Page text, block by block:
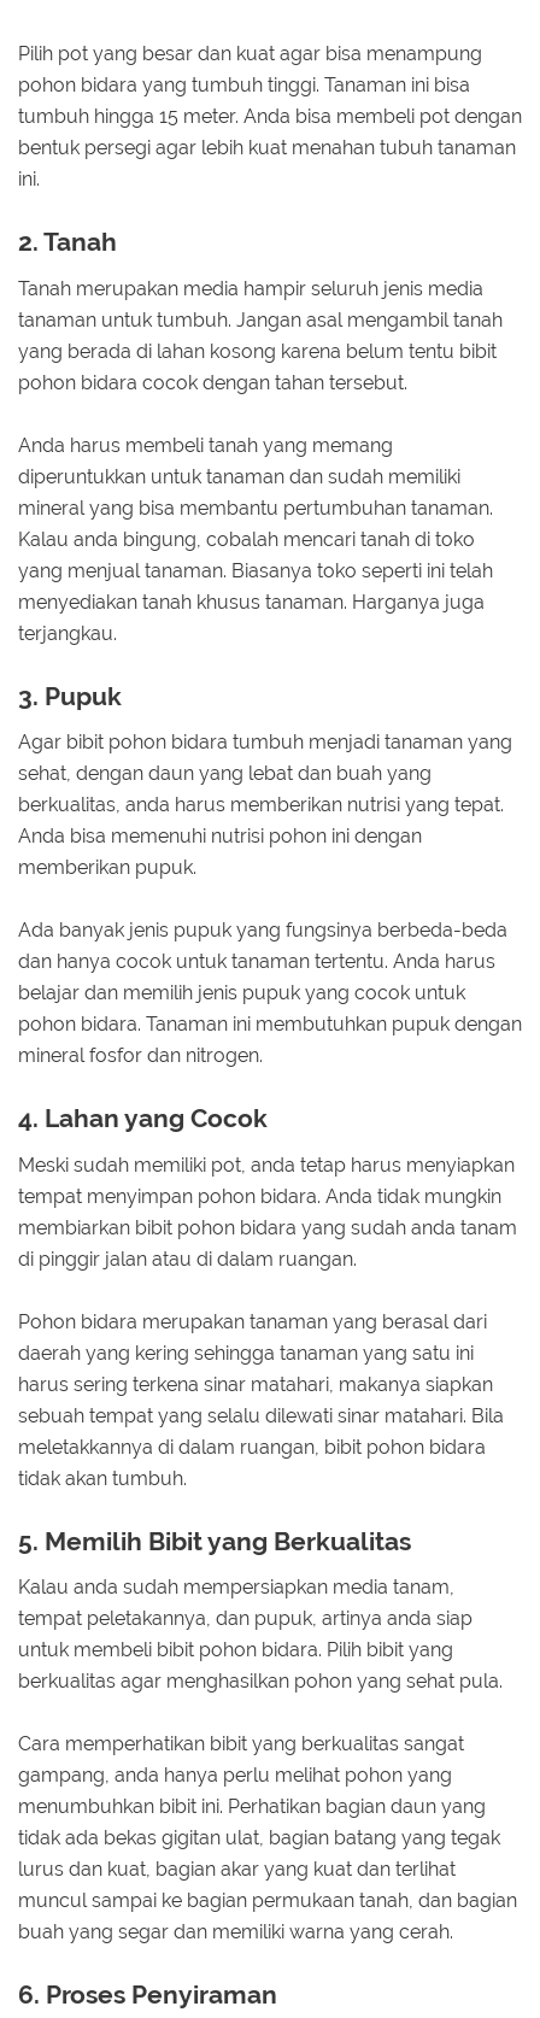
Pilih pot yang besar dan kuat agar bisa menampung
pohon bidara yang tumbuh tinggi. Tanaman ini bisa
tumbuh hingga 15 meter. Anda bisa membeli pot dengan
bentuk persegi agar lebih kuat menahan tubuh tanaman
ini.
2. Tanah
Tanah merupakan media hampir seluruh jenis media
tanaman untuk tumbuh. Jangan asal mengambil tanah
yang berada di lahan kosong karena belum tentu bibit
pohon bidara cocok dengan tahan tersebut.
Anda harus membeli tanah yang memang
diperuntukkan untuk tanaman dan sudah memiliki
mineral yang bisa membantu pertumbuhan tanaman.
Kalau anda bingung, cobalah mencari tanah di toko
yang menjual tanaman. Biasanya toko seperti ini telah
menyediakan tanah khusus tanaman. Harganya juga
terjangkau.
3. Pupuk
Agar bibit pohon bidara tumbuh menjadi tanaman yang
sehat, dengan daun yang lebat dan buah yang
berkualitas, anda harus memberikan nutrisi yang tepat.
Anda bisa memenuhi nutrisi pohon ini dengan
memberikan pupuk.
Ada banyak jenis pupuk yang fungsinya berbeda-beda
dan hanya cocok untuk tanaman tertentu. Anda harus
belajar dan memilih jenis pupuk yang cocok untuk
pohon bidara. Tanaman ini membutuhkan pupuk dengan
mineral fosfor dan nitrogen.
4. Lahan yang Cocok
Meski sudah memiliki pot, anda tetap harus menyiapkan
tempat menyimpan pohon bidara. Anda tidak mungkin
membiarkan bibit pohon bidara yang sudah anda tanam
di pinggir jalan atau di dalam ruangan.
Pohon bidara merupakan tanaman yang berasal dari
daerah yang kering sehingga tanaman yang satu ini
harus sering terkena sinar matahari, makanya siapkan
sebuah tempat yang selalu dilewati sinar matahari. Bila
meletakkannya di dalam ruangan, bibit pohon bidara
tidak akan tumbuh.
5. Memilih Bibit yang Berkualitas
Kalau anda sudah mempersiapkan media tanam,
tempat peletakannya, dan pupuk, artinya anda siap
untuk membeli bibit pohon bidara. Pilih bibit yang
berkualitas agar menghasilkan pohon yang sehat pula.
Cara memperhatikan bibit yang berkualitas sangat
gampang, anda hanya perlu melihat pohon yang
menumbuhkan bibit ini. Perhatikan bagian daun yang
tidak ada bekas gigitan ulat, bagian batang yang tegak
lurus dan kuat, bagian akar yang kuat dan terlihat
muncul sampai ke bagian permukaan tanah, dan bagian
buah yang segar dan memiliki warna yang cerah.
6. Proses Penyiraman